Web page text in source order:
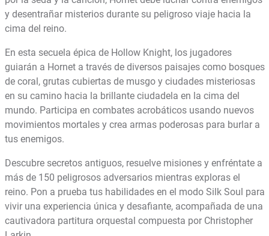
y desentrañar misterios durante su peligroso viaje hacia la
cima del reino.
En esta secuela épica de Hollow Knight, los jugadores
guiarán a Hornet a través de diversos paisajes como bosques
de coral, grutas cubiertas de musgo y ciudades misteriosas
en su camino hacia la brillante ciudadela en la cima del
mundo. Participa en combates acrobáticos usando nuevos
movimientos mortales y crea armas poderosas para burlar a
tus enemigos.
Descubre secretos antiguos, resuelve misiones y enfréntate a
más de 150 peligrosos adversarios mientras exploras el
reino. Pon a prueba tus habilidades en el modo Silk Soul para
vivir una experiencia única y desafiante, acompañada de una
cautivadora partitura orquestal compuesta por Christopher